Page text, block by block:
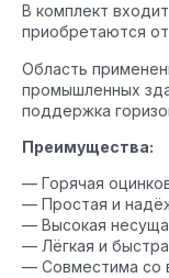
В комплект
приобретаются
Область
промышленных
поддержка
Преимущества:
— Горячая
— Простая и
— Высокая
— Лёгкая и
— Совместима со